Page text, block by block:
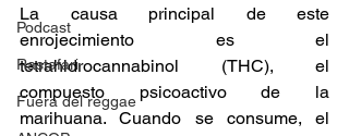
Podcast
Rastafari
Fuera del reggae
La causa principal de este
enrojecimiento es el
tetrahidrocannabinol (THC), el
compuesto psicoactivo de la
marihuana. Cuando se consume, el